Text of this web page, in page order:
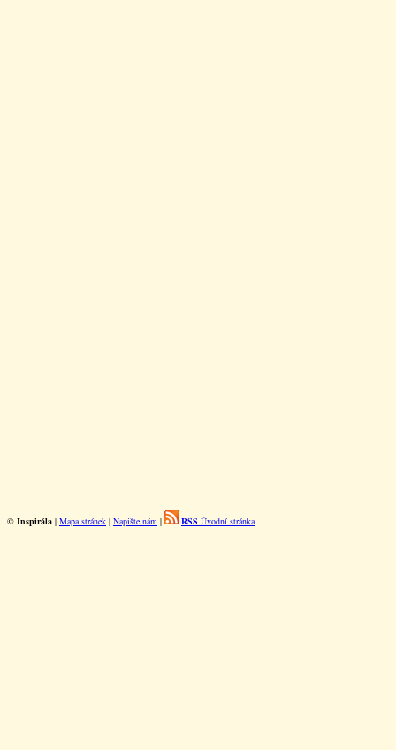
© Inspirála | Mapa stránek | Napište nám | RSS Úvodní stránka